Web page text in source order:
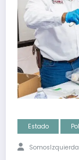
Estado
SomosIzquierda